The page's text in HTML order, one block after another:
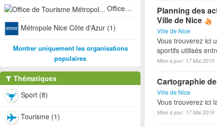
Planning des
Ville de Nice
Ville de Nice
Vous trouverez ici
sportifs utilisés
Mise à jour: 17 Mai 2019
Cartographie
Ville de Nice
Vous trouverez ici
Mise à jour: 17 Mai 2019
Office de Tourisme Métropol... (1)
Métropole Nice Côte d'Azur (1)
Montrer uniquement les organisations
populaires
Thématiques
Sport (8)
Tourisme (1)